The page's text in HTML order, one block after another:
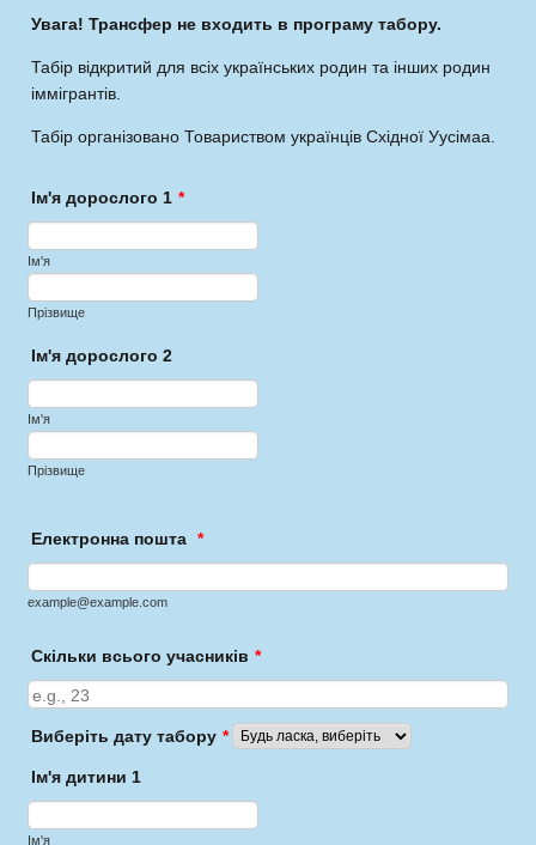
Увага! Трансфер не входить в програму табору.
Табір відкритий для всіх українських родин та інших родин
іммігрантів.
Табір організовано Товариством українців Східної Уусімаа.
Ім'я дорослого 1 *
Ім'я
Прізвище
Ім'я дорослого 2
Ім'я
Прізвище
Електронна пошта *
example@example.com
Скільки всього учасників *
Виберіть дату табору *
Ім'я дитини 1
Ім'я